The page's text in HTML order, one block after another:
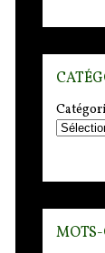
MOTS-